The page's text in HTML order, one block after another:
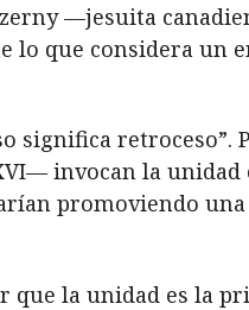
—jesuita
lo que considera un
significa retroceso”.
invocan la unidad
promoviendo una
que la unidad es la